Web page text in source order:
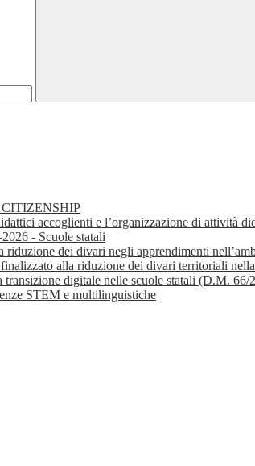
accoglienti e l’organizzazione di attività
- Scuole statali
dei divari negli apprendimenti
alla riduzione dei divari territoriali
digitale nelle scuole statali (D.M. 66/
STEM e multilinguistiche